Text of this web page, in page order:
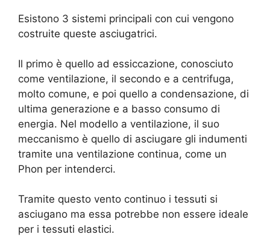
Esistono 3 sistemi principali con cui vengono
costruite queste asciugatrici.
Il primo è quello ad essiccazione, conosciuto
come ventilazione, il secondo e a centrifuga,
molto comune, e poi quello a condensazione, di
ultima generazione e a basso consumo di
energia. Nel modello a ventilazione, il suo
meccanismo è quello di asciugare gli indumenti
tramite una ventilazione continua, come un
Phon per intenderci.
Tramite questo vento continuo i tessuti si
asciugano ma essa potrebbe non essere ideale
per i tessuti elastici.